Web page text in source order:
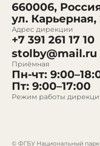
660006,
ул. Карьерная,
Адрес дирекции
+7 391 261 17 10
stolby@mail.ru
Приёмная
Пн-чт:
Пт: 9:00–17:00
Режим работы
© ФГБУ Национальный парк